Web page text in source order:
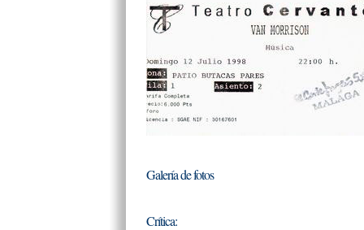
Galería de fotos
Crítica: